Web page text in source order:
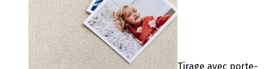
Tirage avec porte-